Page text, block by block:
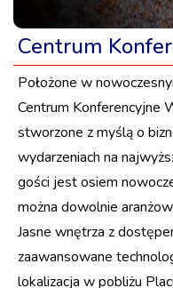
Centrum
Położone w
Centrum Konferencyjne
stworzone z myślą o
wydarzeniach na
gości jest osiem
można dowolnie
Jasne wnętrza z
zaawansowane
lokalizacja w pobliżu